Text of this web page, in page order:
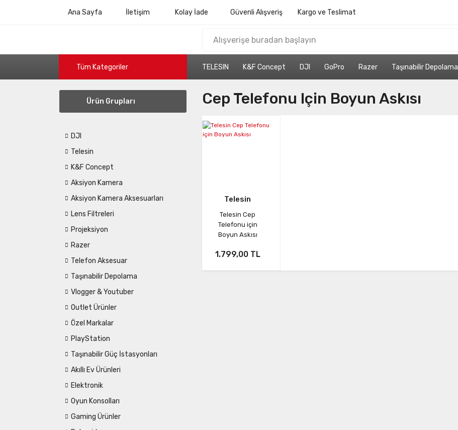
Ana Sayfa İletişim Kolay İade Güvenli Alışveriş Kargo ve Teslimat
Tüm Kategoriler TELESIN K&F Concept DJI GoPro Razer Taşınabilir Depolama
Ürün Grupları
DJI
Telesin
K&F Concept
Aksiyon Kamera
Aksiyon Kamera Aksesuarları
Lens Filtreleri
Projeksiyon
Razer
Telefon Aksesuar
Taşınabilir Depolama
Vlogger & Youtuber
Outlet Ürünler
Özel Markalar
PlayStation
Taşınabilir Güç İstasyonları
Akıllı Ev Ürünleri
Elektronik
Oyun Konsolları
Gaming Ürünler
Cep Telefonu Için Boyun Askısı
Telesin
Telesin Cep
Telefonu için
Boyun Askısı
1.799,00 TL